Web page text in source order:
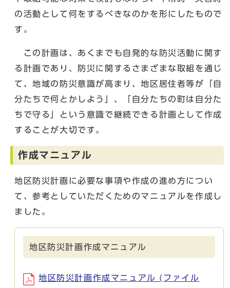
の活動として何をするべきなのかを形にしたもので
す。
この計画は、あくまでも自発的な防災活動に関す
る計画であり、防災に関するさまざまな取組を通じ
て、地域の防災意識が高まり、地区居住者等が「自
分たちで何とかしよう」、「自分たちの町は自分た
ちで守る」という意識で継続できる計画として作成
することが大切です。
作成マニュアル
地区防災計画に必要な事項や作成の進め方につい
て、参考としていただくためのマニュアルを作成し
ました。
地区防災計画作成マニュアル
地区防災計画作成マニュアル (ファイル